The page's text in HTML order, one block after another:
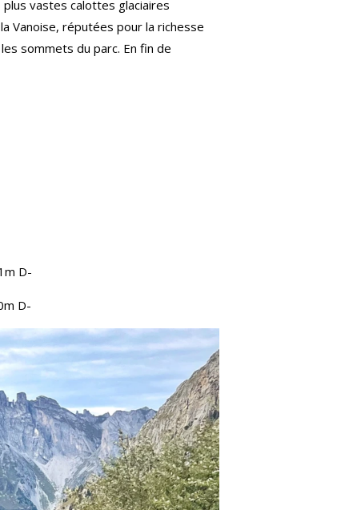
vastes calottes glaciaires
Vanoise, réputées pour la richesse
sommets du parc. En fin de
D-
D-